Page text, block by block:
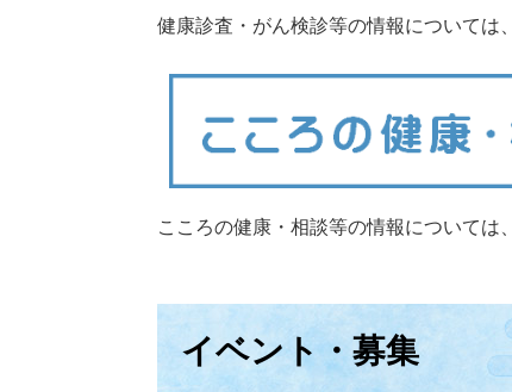
健康診査・がん検診等の情報については
こころの健康・相談等の情報については
イベント・募集